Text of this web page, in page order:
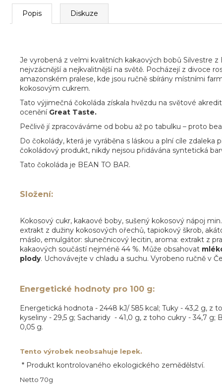
Popis Diskuze
Je vyrobená z velmi kvalitních kakaových bobů Silvestre
nejvzácnější a nejkvalitnější na světě. Pocházejí z divoce
amazonském pralese, kde jsou ručně sbírány místními
kokosovým cukrem.
Tato výjimečná čokoláda získala hvězdu na světové
ocenění Great Taste.
Pečlivě jí zpracováváme od bobu až po tabulku – proto
Do čokolády, která je vyráběna s láskou a plní cíle zdaleka
čokoládový produkt, nikdy nejsou přidávána syntetická
Tato čokoláda je BEAN TO BAR.
Složení:
Kokosový cukr, kakaové boby, sušený kokosový nápoj
extrakt z dužiny kokosových ořechů, tapiokový škrob,
máslo, emulgátor: slunečnicový lecitin, aroma: extrakt z
kakaových součástí nejméně 44 %. Může obsahovat
plody. Uchovávejte v chladu a suchu. Vyrobeno ručně v
Energetické hodnoty pro 100 g:
Energetická hodnota - 2448 kJ/ 585 kcal; Tuky - 43,2 g, z
kyseliny - 29,5 g; Sacharidy - 41,0 g, z toho cukry - 34,7 g;
0,05 g.
Tento výrobek neobsahuje lepek.
* Produkt kontrolovaného ekologického zemědělství.
Netto 70g